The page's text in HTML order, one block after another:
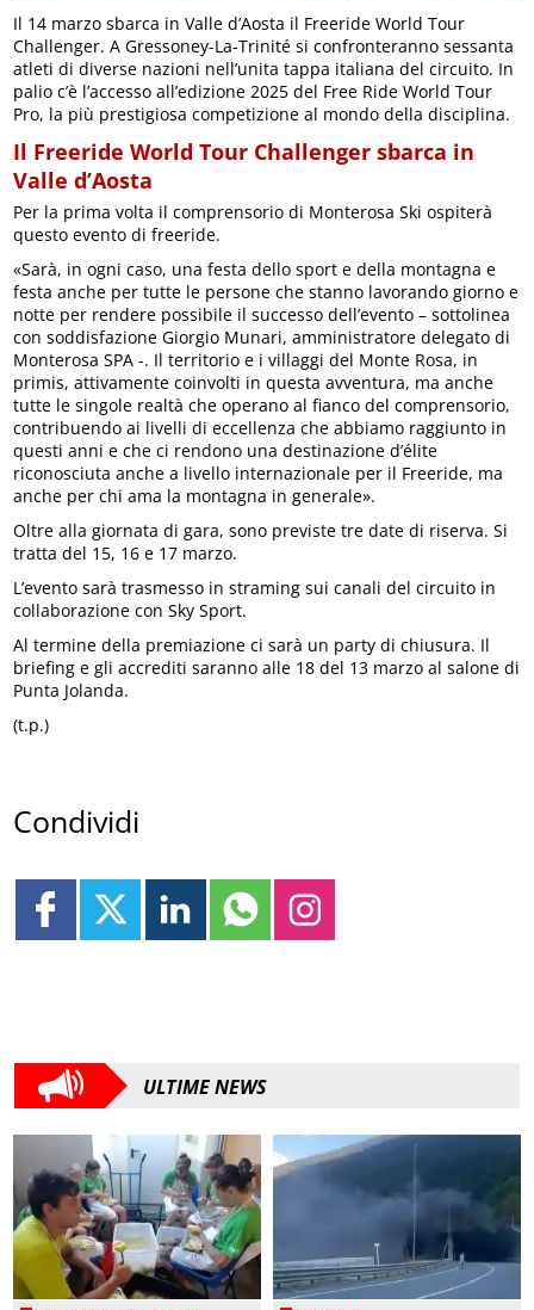
Il 14 marzo sbarca in Valle d’Aosta il Freeride World Tour
Challenger. A Gressoney-La-Trinité si confronteranno sessanta
atleti di diverse nazioni nell’unita tappa italiana del circuito. In
palio c’è l’accesso all’edizione 2025 del Free Ride World Tour
Pro, la più prestigiosa competizione al mondo della disciplina.
Il Freeride World Tour Challenger sbarca in
Valle d’Aosta
Per la prima volta il comprensorio di Monterosa Ski ospiterà
questo evento di freeride.
«Sarà, in ogni caso, una festa dello sport e della montagna e
festa anche per tutte le persone che stanno lavorando giorno e
notte per rendere possibile il successo dell’evento – sottolinea
con soddisfazione Giorgio Munari, amministratore delegato di
Monterosa SPA -. Il territorio e i villaggi del Monte Rosa, in
primis, attivamente coinvolti in questa avventura, ma anche
tutte le singole realtà che operano al fianco del comprensorio,
contribuendo ai livelli di eccellenza che abbiamo raggiunto in
questi anni e che ci rendono una destinazione d’élite
riconosciuta anche a livello internazionale per il Freeride, ma
anche per chi ama la montagna in generale».
Oltre alla giornata di gara, sono previste tre date di riserva. Si
tratta del 15, 16 e 17 marzo.
L’evento sarà trasmesso in straming sui canali del circuito in
collaborazione con Sky Sport.
Al termine della premiazione ci sarà un party di chiusura. Il
briefing e gli accrediti saranno alle 18 del 13 marzo al salone di
Punta Jolanda.
(t.p.)
Condividi
ULTIME NEWS